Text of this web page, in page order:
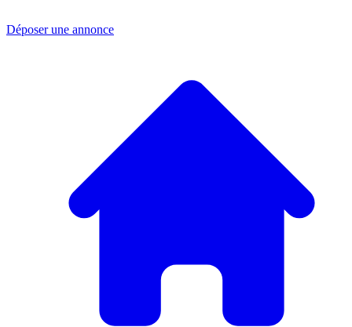
Déposer une annonce